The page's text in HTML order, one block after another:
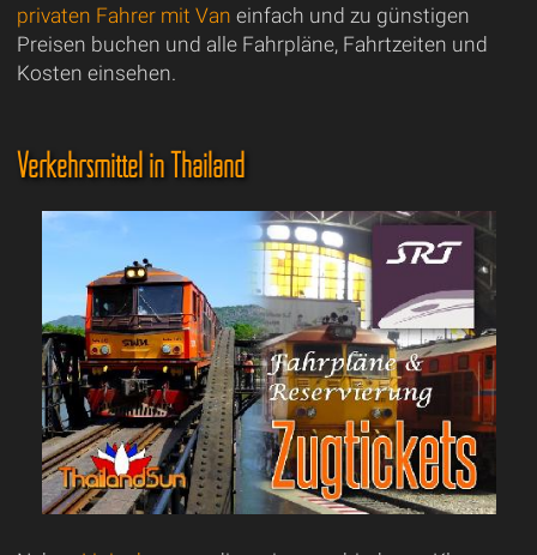
privaten Fahrer mit Van einfach und zu günstigen
Preisen buchen und alle Fahrpläne, Fahrtzeiten und
Kosten einsehen.
Verkehrsmittel in Thailand